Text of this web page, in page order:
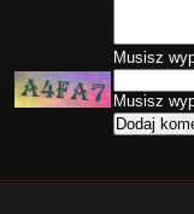
Musisz
Musisz